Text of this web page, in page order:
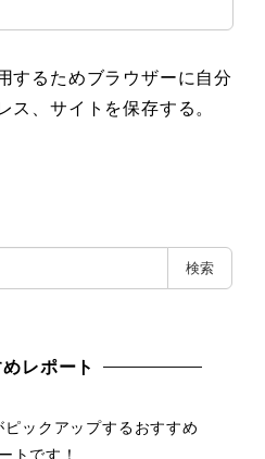
するためブラウザーに自分
、サイトを保存する。
検索
レポート
ックアップするおすすめ
トです！